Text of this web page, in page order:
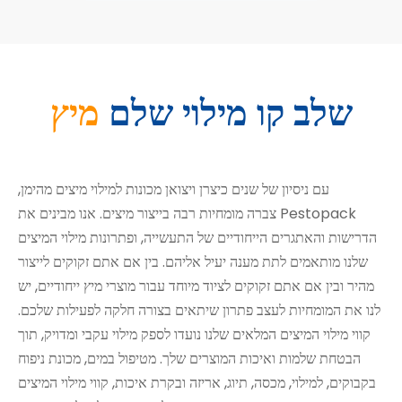
שלב קו מילוי שלם מיץ
עם ניסיון של שנים כיצרן ויצואן מכונות למילוי מיצים מהימן,
Pestopack צברה מומחיות רבה בייצור מיצים. אנו מבינים את
הדרישות והאתגרים הייחודיים של התעשייה, ופתרונות מילוי המיצים
שלנו מותאמים לתת מענה יעיל אליהם. בין אם אתם זקוקים לייצור
מהיר ובין אם אתם זקוקים לציוד מיוחד עבור מוצרי מיץ ייחודיים, יש
לנו את המומחיות לעצב פתרון שיתאים בצורה חלקה לפעילות שלכם.
קווי מילוי המיצים המלאים שלנו נועדו לספק מילוי עקבי ומדויק, תוך
הבטחת שלמות ואיכות המוצרים שלך. מטיפול במים, מכונת ניפוח
בקבוקים, למילוי, מכסה, תיוג, אריזה ובקרת איכות, קווי מילוי המיצים